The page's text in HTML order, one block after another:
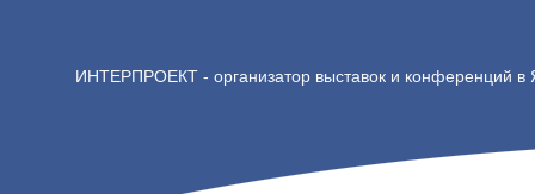
ИНТЕРПРОЕКТ - организатор выставок и конференций в